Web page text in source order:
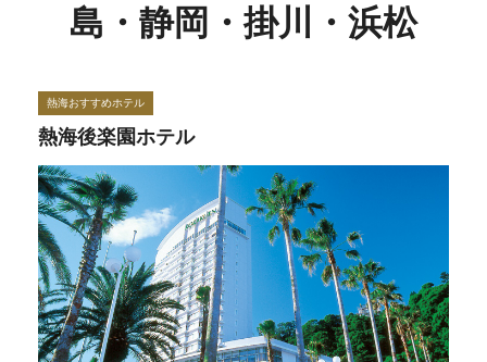
島・静岡・掛川・浜松
熱海おすすめホテル
熱海後楽園ホテル